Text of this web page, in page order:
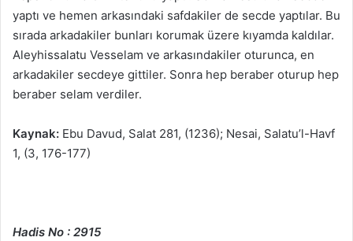
yaptı ve hemen arkasındaki safdakiler de secde yaptılar. Bu
sırada arkadakiler bunları korumak üzere kıyamda kaldılar.
Aleyhissalatu Vesselam ve arkasındakiler oturunca, en
arkadakiler secdeye gittiler. Sonra hep beraber oturup hep
beraber selam verdiler.
Kaynak: Ebu Davud, Salat 281, (1236); Nesai, Salatu’l-Havf
1, (3, 176-177)
Hadis No : 2915